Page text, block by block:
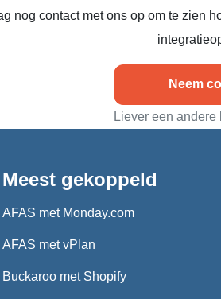
nog contact met ons op om te zien
Neem
Liever een
Meest gekoppeld
AFAS met Monday.com
AFAS met vPlan
Buckaroo met Shopify